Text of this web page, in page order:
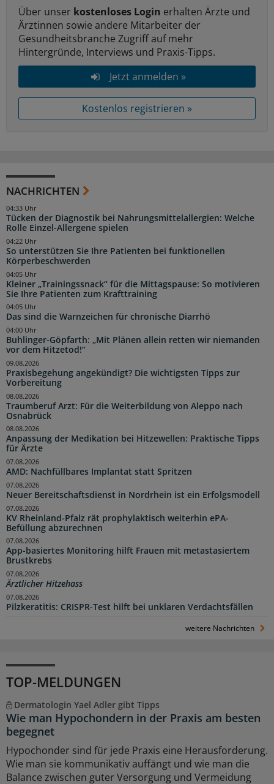
Über unser kostenloses Login erhalten Ärzte und
Ärztinnen sowie andere Mitarbeiter der
Gesundheitsbranche Zugriff auf mehr
Hintergründe, Interviews und Praxis-Tipps.
Jetzt anmelden »
Kostenlos registrieren »
NACHRICHTEN
Tücken der Diagnostik bei Nahrungsmittelallergien: Welche
Rolle Einzel-Allergene spielen
04:33 Uhr
So unterstützen Sie Ihre Patienten bei funktionellen
Körperbeschwerden
04:22 Uhr
Kleiner „Trainingssnack“ für die Mittagspause: So motivieren
Sie Ihre Patienten zum Krafttraining
04:05 Uhr
Das sind die Warnzeichen für chronische Diarrhö
04:05 Uhr
Buhlinger-Göpfarth: „Mit Plänen allein retten wir niemanden
vor dem Hitzetod!“
04:00 Uhr
Praxisbegehung angekündigt? Die wichtigsten Tipps zur
Vorbereitung
09.08.2026
Traumberuf Arzt: Für die Weiterbildung von Aleppo nach
Osnabrück
08.08.2026
Anpassung der Medikation bei Hitzewellen: Praktische Tipps
für Ärzte
08.08.2026
AMD: Nachfüllbares Implantat statt Spritzen
07.08.2026
Neuer Bereitschaftsdienst in Nordrhein ist ein Erfolgsmodell
07.08.2026
KV Rheinland-Pfalz rät prophylaktisch weiterhin ePA-
Befüllung abzurechnen
07.08.2026
App-basiertes Monitoring hilft Frauen mit metastasiertem
Brustkrebs
07.08.2026
Ärztlicher Hitzehass
07.08.2026
Pilzkeratitis: CRISPR-Test hilft bei unklaren Verdachtsfällen
07.08.2026
weitere Nachrichten
TOP-MELDUNGEN
Dermatologin Yael Adler gibt Tipps
Wie man Hypochondern in der Praxis am besten
begegnet
Hypochonder sind für jede Praxis eine Herausforderung.
Wie man sie kommunikativ auffängt und wie man die
Balance zwischen guter Versorgung und Vermeidung